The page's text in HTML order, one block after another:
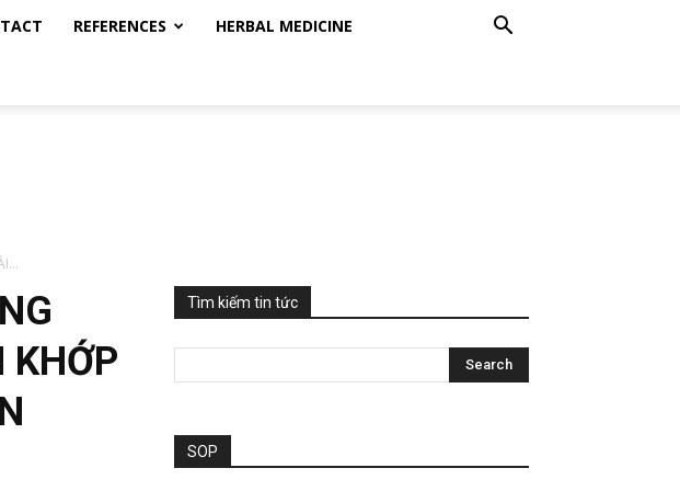
REFERENCES HERBAL MEDICINE
KHỚP
Tìm kiếm tin tức
SOP